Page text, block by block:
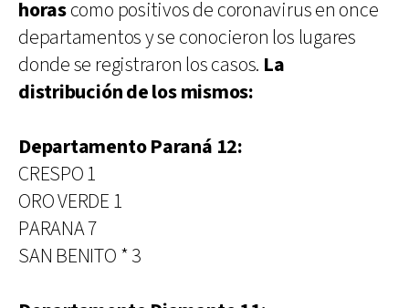
horascomo positivos de coronavirus en once
departamentos y se conocieron los lugares
donde se registraron los casos. La
distribución de los mismos:
Departamento Paraná 12:
CRESPO 1
ORO VERDE 1
PARANA 7
SAN BENITO * 3